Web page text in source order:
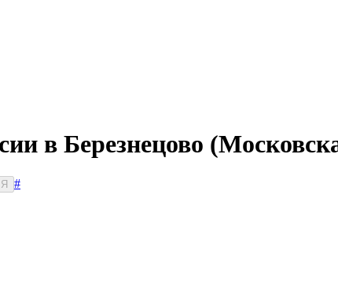
в Березнецово
Я
#